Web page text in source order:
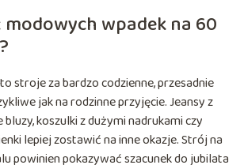
wpadek na 60
stroje za bardzo codzienne, przesadnie
jak na rodzinne przyjęcie. Jeansy z
koszulki z dużymi nadrukami czy
lepiej zostawić na inne okazje. Strój na
powinien pokazywać szacunek do jubilata